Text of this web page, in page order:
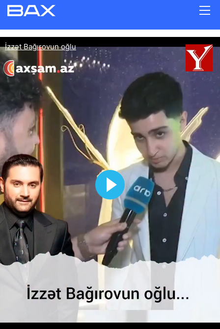
İzzət Bağırovun oğlu
20.05.2026
YENILIK.AZ